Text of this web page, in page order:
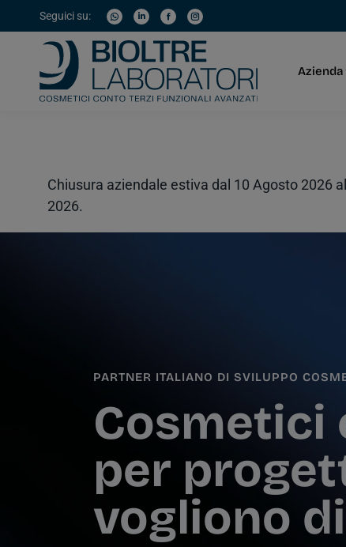
contenuto
Seguici su:
Azienda
Chiusura aziendale estiva dal 10 Agosto 2026
2026.
PARTNER ITALIANO DI SVILUPPO
Cosmetici
per
vogliono
Azienda